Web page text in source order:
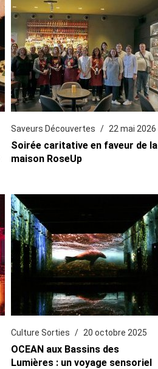
Saveurs Découvertes 22 mai 2026
Soirée caritative en faveur de la
maison RoseUp
Culture Sorties 20 octobre 2025
OCEAN aux Bassins des
Lumières : un voyage sensoriel